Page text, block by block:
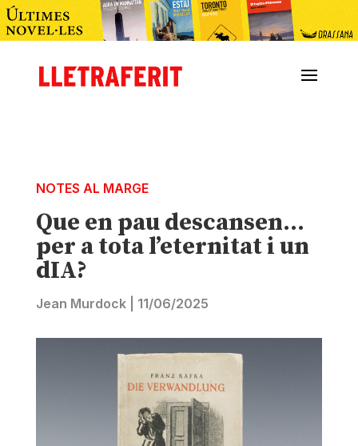
NOTES AL MARGE
Que en pau descansen…
per a tota l’eternitat i un
dIA?
Jean Murdock| 11/06/2025